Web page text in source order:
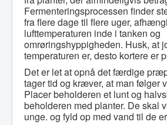
Fermenteringsprocessen finder
fra flere dage til flere uger,
lufttemperaturen inde i tanken og
omrøringshyppigheden. Husk, at
temperaturen er, desto kortere er
Det er let at opnå det færdige
tager tid og kræver, at man følger
Placer beholderen et lunt og
beholderen med planter. De skal
unge. og fyld op med vand til de